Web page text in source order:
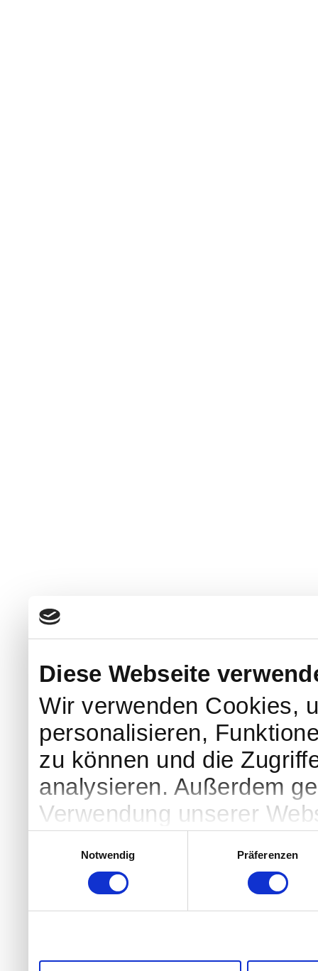
Diese Webseite
Wir verwenden Cookies,
personalisieren,
zu können und die
analysieren. Außerdem
Verwendung unserer
Partner führen diese
weiteren Daten
Notwendig
Präferenzen